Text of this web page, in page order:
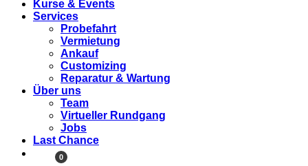
Kurse & Events
Services
Probefahrt
Vermietung
Ankauf
Customizing
Reparatur & Wartung
Über uns
Team
Virtueller Rundgang
Jobs
Last Chance
0